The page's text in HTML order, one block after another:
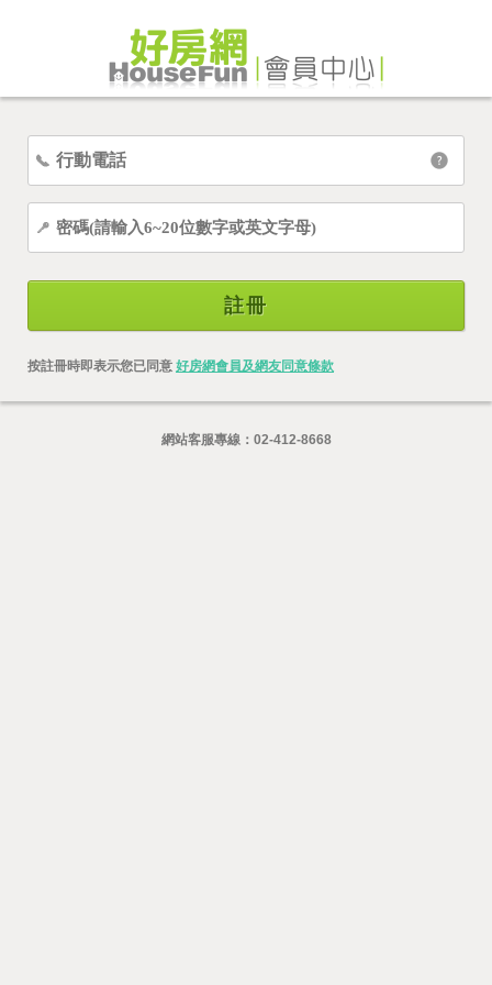
註冊
按註冊時即表示您已同意 好房網會員及網友同意條款
網站客服專線： 02-412-8668